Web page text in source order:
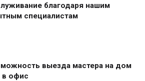
благодаря нашим
специалистам
выезда мастера на дом
в офис